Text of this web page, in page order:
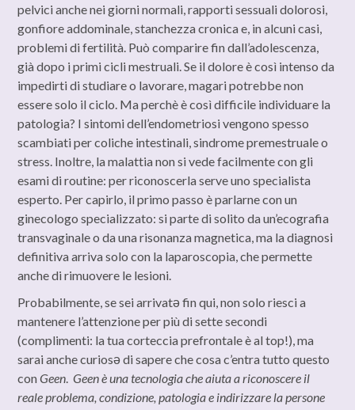
pelvici anche nei giorni normali, rapporti sessuali dolorosi,
gonfiore addominale, stanchezza cronica e, in alcuni casi,
problemi di fertilità. Può comparire fin dall’adolescenza,
già dopo i primi cicli mestruali. Se il dolore è così intenso da
impedirti di studiare o lavorare, magari potrebbe non
essere solo il ciclo. Ma perchè è così difficile individuare la
patologia? I sintomi dell’endometriosi vengono spesso
scambiati per coliche intestinali, sindrome premestruale o
stress. Inoltre, la malattia non si vede facilmente con gli
esami di routine: per riconoscerla serve uno specialista
esperto. Per capirlo, il primo passo è parlarne con un
ginecologo specializzato: si parte di solito da un’ecografia
transvaginale o da una risonanza magnetica, ma la diagnosi
definitiva arriva solo con la laparoscopia, che permette
anche di rimuovere le lesioni.
Probabilmente, se sei arrivatə fin qui, non solo riesci a
mantenere l’attenzione per più di sette secondi
(complimenti: la tua corteccia prefrontale è al top!), ma
sarai anche curiosə di sapere che cosa c’entra tutto questo
conGeen .Geen è una tecnologia che aiuta a riconoscere il
reale problema, condizione, patologia e indirizzare la persone